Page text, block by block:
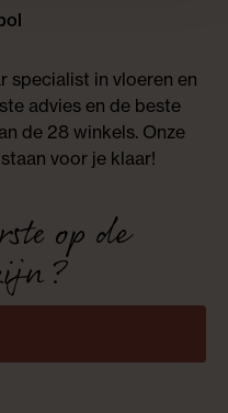
specialist in vloeren en
advies en de beste
de 28 winkels. Onze
voor je klaar!
op de